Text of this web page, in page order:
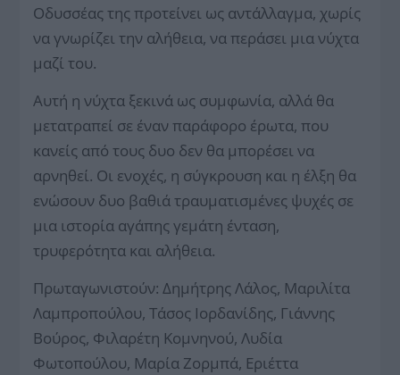
Οδυσσέας της προτείνει ως αντάλλαγμα, χωρίς
να γνωρίζει την αλήθεια, να περάσει μια νύχτα
μαζί του.
Αυτή η νύχτα ξεκινά ως συμφωνία, αλλά θα
μετατραπεί σε έναν παράφορο έρωτα, που
κανείς από τους δυο δεν θα μπορέσει να
αρνηθεί. Οι ενοχές, η σύγκρουση και η έλξη θα
ενώσουν δυο βαθιά τραυματισμένες ψυχές σε
μια ιστορία αγάπης γεμάτη ένταση,
τρυφερότητα και αλήθεια.
Πρωταγωνιστούν: Δημήτρης Λάλος, Μαριλίτα
Λαμπροπούλου, Τάσος Ιορδανίδης, Γιάννης
Βούρος, Φιλαρέτη Κομνηνού, Λυδία
Φωτοπούλου, Μαρία Ζορμπά, Εριέττα